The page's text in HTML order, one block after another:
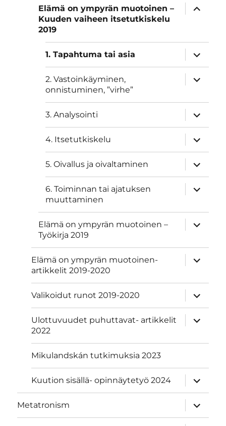
Elämä on ympyrän muotoinen –
Kuuden vaiheen itsetutkiskelu
2019
näytä
1. Tapahtuma tai asia
näytä
2. Vastoinkäyminen,
onnistuminen, ”virhe”
näytä
3. Analysointi
näytä
4. Itsetutkiskelu
näytä
5. Oivallus ja oivaltaminen
näytä
6. Toiminnan tai ajatuksen
muuttaminen
näytä
Elämä on ympyrän muotoinen –
Työkirja 2019
näytä
Elämä on ympyrän muotoinen-
artikkelit 2019-2020
näytä
Valikoidut runot 2019-2020
näytä
Ulottuvuudet puhuttavat- artikkelit
2022
näytä
Mikulandskán tutkimuksia 2023
Kuution sisällä- opinnäytetyö 2024
näytä
Metatronism
näytä